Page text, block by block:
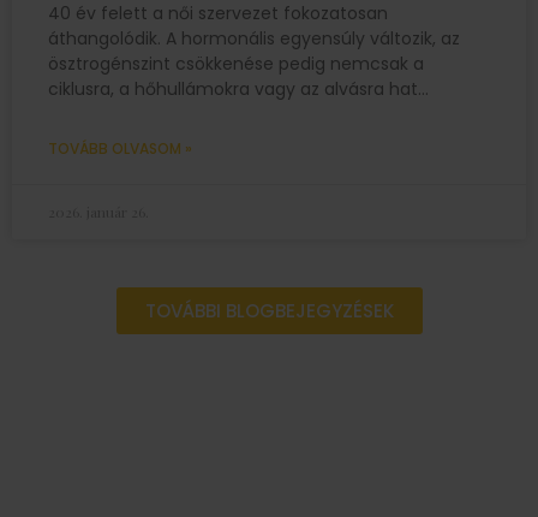
40 év felett a női szervezet fokozatosan
áthangolódik. A hormonális egyensúly változik, az
ösztrogénszint csökkenése pedig nemcsak a
ciklusra, a hőhullámokra vagy az alvásra hat
TOVÁBB OLVASOM »
TOVÁBBI BLOGBEJEGYZÉSEK